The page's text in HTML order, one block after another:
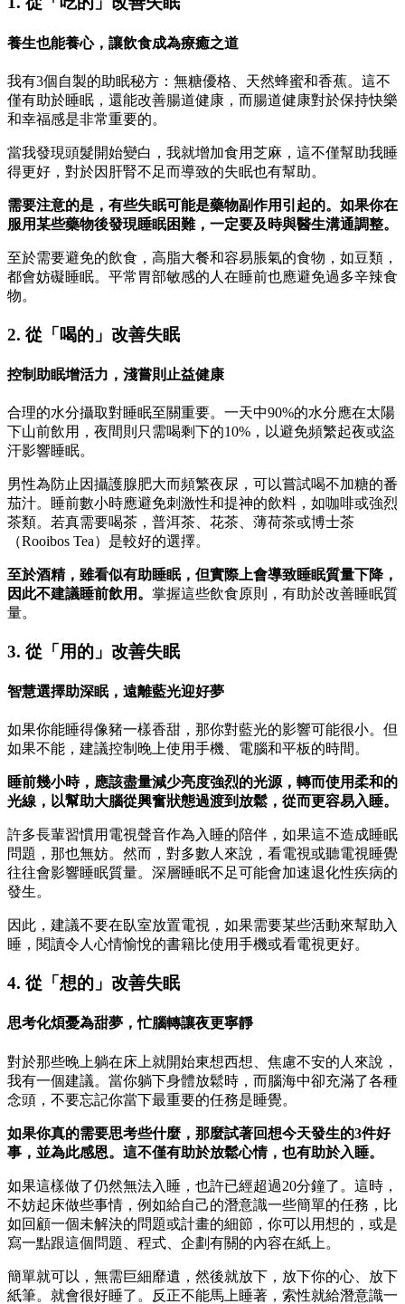
養生也能養心，讓飲食成為療癒之道
我有3個自製的助眠秘方：無糖優格、天然蜂蜜和香蕉。這不
僅有助於睡眠，還能改善腸道健康，而腸道健康對於保持快樂
和幸福感是非常重要的。
當我發現頭髮開始變白，我就增加食用芝麻，這不僅幫助我睡
得更好，對於因肝腎不足而導致的失眠也有幫助。
需要注意的是，有些失眠可能是藥物副作用引起的。如果你在
服用某些藥物後發現睡眠困難，一定要及時與醫生溝通調整。
至於需要避免的飲食，高脂大餐和容易脹氣的食物，如豆類，
都會妨礙睡眠。平常胃部敏感的人在睡前也應避免過多辛辣食
物。
2. 從「喝的」改善失眠
控制助眠增活力，淺嘗則止益健康
合理的水分攝取對睡眠至關重要。一天中90%的水分應在太陽
下山前飲用，夜間則只需喝剩下的10%，以避免頻繁起夜或盜
汗影響睡眠。
男性為防止因攝護腺肥大而頻繁夜尿，可以嘗試喝不加糖的番
茄汁。睡前數小時應避免刺激性和提神的飲料，如咖啡或強烈
茶類。若真需要喝茶，普洱茶、花茶、薄荷茶或博士茶
（Rooibos Tea）是較好的選擇。
至於酒精，雖看似有助睡眠，但實際上會導致睡眠質量下降，
因此不建議睡前飲用。 掌握這些飲食原則，有助於改善睡眠質
量。
3. 從「用的」改善失眠
智慧選擇助深眠，遠離藍光迎好夢
如果你能睡得像豬一樣香甜，那你對藍光的影響可能很小。但
如果不能，建議控制晚上使用手機、電腦和平板的時間。
睡前幾小時，應該盡量減少亮度強烈的光源，轉而使用柔和的
光線，以幫助大腦從興奮狀態過渡到放鬆，從而更容易入睡。
許多長輩習慣用電視聲音作為入睡的陪伴，如果這不造成睡眠
問題，那也無妨。然而，對多數人來說，看電視或聽電視睡覺
往往會影響睡眠質量。深層睡眠不足可能會加速退化性疾病的
發生。
因此，建議不要在臥室放置電視，如果需要某些活動來幫助入
睡，閱讀令人心情愉悅的書籍比使用手機或看電視更好。
4. 從「想的」改善失眠
思考化煩憂為甜夢，忙腦轉讓夜更寧靜
對於那些晚上躺在床上就開始東想西想、焦慮不安的人來說，
我有一個建議。當你躺下身體放鬆時，而腦海中卻充滿了各種
念頭，不要忘記你當下最重要的任務是睡覺。
如果你真的需要思考些什麼，那麼試著回想今天發生的3件好
事，並為此感恩。這不僅有助於放鬆心情，也有助於入睡。
如果這樣做了仍然無法入睡，也許已經超過20分鐘了。這時，
不妨起床做些事情，例如給自己的潛意識一些簡單的任務，比
如回顧一個未解決的問題或計畫的細節，你可以用想的，或是
寫一點跟這個問題、程式、企劃有關的內容在紙上。
簡單就可以，無需巨細靡遺，然後就放下，放下你的心、放下
紙筆。就會很好睡了。反正不能馬上睡著，索性就給潛意識一